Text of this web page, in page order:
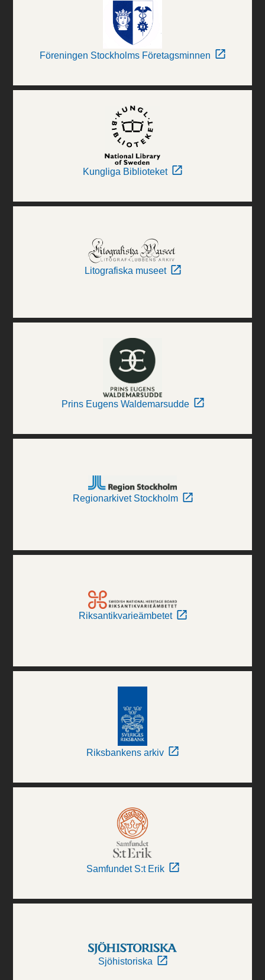
Föreningen Stockholms Företagsminnen
Kungliga Biblioteket
Litografiska museet
Prins Eugens Waldemarsudde
Regionarkivet Stockholm
Riksantikvarieämbetet
Riksbankens arkiv
Samfundet S:t Erik
Sjöhistoriska